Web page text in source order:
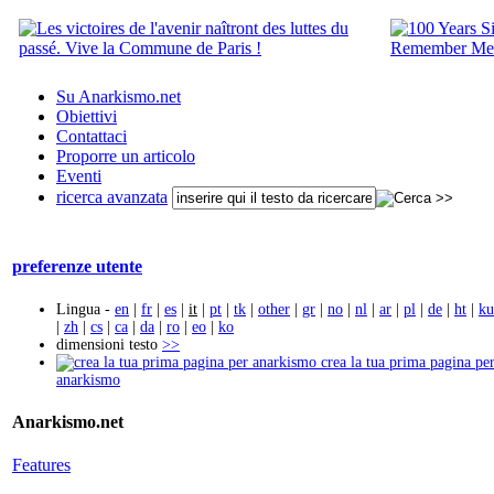
Su Anarkismo.net
Obiettivi
Contattaci
Proporre un articolo
Eventi
ricerca avanzata
preferenze utente
Lingua - en | fr | es | it | pt | tk | other | gr | no | nl | ar | pl | de | ht | ku
| zh | cs | ca | da | ro | eo | ko
dimensioni testo >>
crea la tua prima pagina per
anarkismo
Anarkismo.net
Features